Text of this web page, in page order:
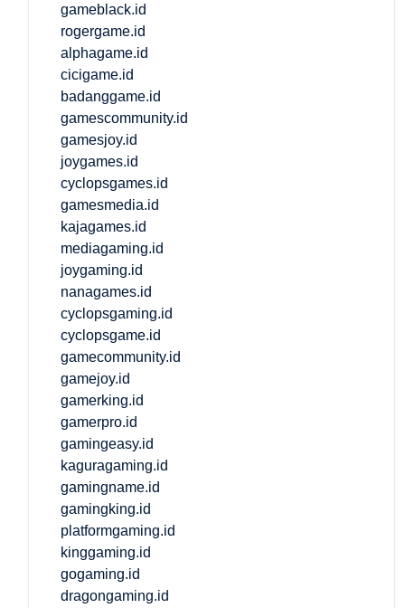
gameblack.id
rogergame.id
alphagame.id
cicigame.id
badanggame.id
gamescommunity.id
gamesjoy.id
joygames.id
cyclopsgames.id
gamesmedia.id
kajagames.id
mediagaming.id
joygaming.id
nanagames.id
cyclopsgaming.id
cyclopsgame.id
gamecommunity.id
gamejoy.id
gamerking.id
gamerpro.id
gamingeasy.id
kaguragaming.id
gamingname.id
gamingking.id
platformgaming.id
kinggaming.id
gogaming.id
dragongaming.id